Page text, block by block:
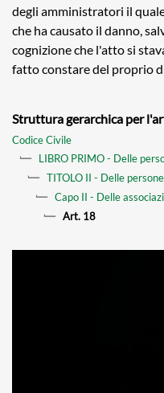
degli amministratori il
che ha causato il danno,
cognizione che l'atto si
fatto constare del proprio
Struttura gerarchica per
Codice Civile
LIBRO PRIMO - Delle
TITOLO II - Delle
Capo II - Delle
Art. 18